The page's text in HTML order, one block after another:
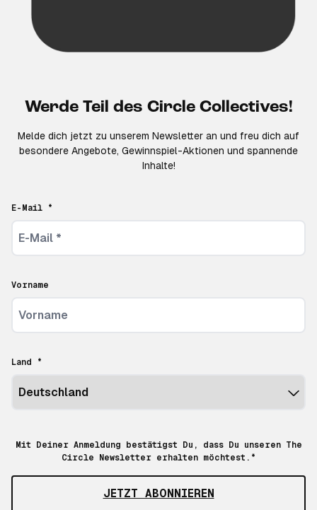
Werde Teil des Circle Collectives!
Melde dich jetzt zu unserem Newsletter an und freu dich auf
besondere Angebote, Gewinnspiel-Aktionen und spannende
Inhalte!
E-Mail *
Vorname
Land *
Mit Deiner Anmeldung bestätigst Du, dass Du unseren The
Circle Newsletter erhalten möchtest.*
JETZT ABONNIEREN